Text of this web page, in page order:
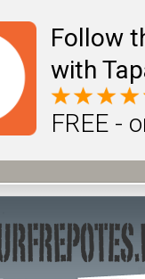
Follow
with
FREE -